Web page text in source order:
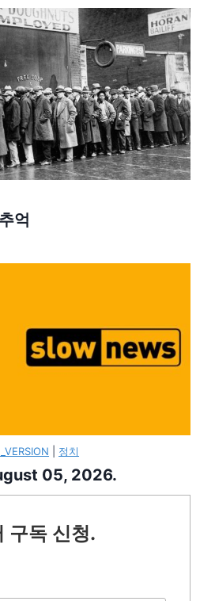
억
정치
05, 2026.
구독 신청.